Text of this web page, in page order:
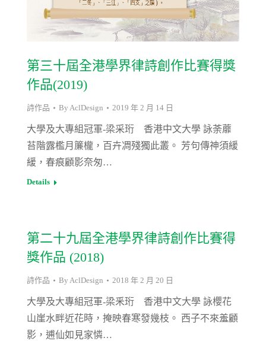
第三十屆全港學界律詩創作比賽得獎
作品(2019)
詩作品 By AclDesign 2019 年 2 月 14 日
大學及大專組冠軍-梁采珩 香港中文大學 詠荼蘼
苔階露檻月簾櫳，百卉凋殘獨此叢。 芳句傳神須緩
緩，春痕顧影奈匆…
Details
第二十九屆全港學界律詩創作比賽得
獎作品 (2018)
詩作品 By AclDesign 2018 年 2 月 20 日
大學及大專組冠軍-梁釆珩 香港中文大學 詠櫻花
山崖水畔近花時，掩映春寒發幾枝。 西子不來羞顧
影，逋仙如見家憐…